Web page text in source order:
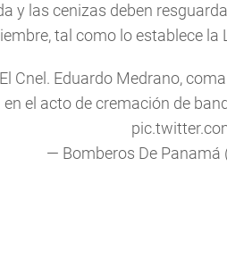
y las cenizas deben
tal como lo establece la
Cnel. Eduardo Medrano,
el acto de cremación de
— Bomberos De Panamá